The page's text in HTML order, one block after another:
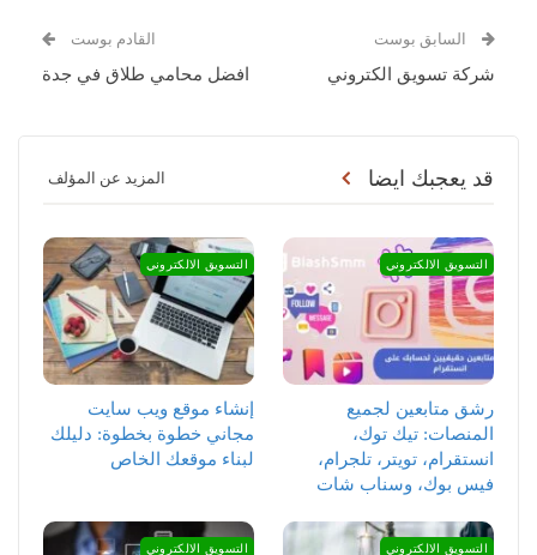
السابق بوست
شركة تسويق الكتروني
القادم بوست
افضل محامي طلاق في جدة
قد يعجبك ايضا المزيد عن المؤلف
التسويق الالكتروني
رشق متابعين لجميع
المنصات: تيك توك،
انستقرام، تويتر، تلجرام،
فيس بوك، وسناب شات
التسويق الالكتروني
إنشاء موقع ويب سايت
مجاني خطوة بخطوة: دليلك
لبناء موقعك الخاص
التسويق الالكتروني التسويق الالكتروني